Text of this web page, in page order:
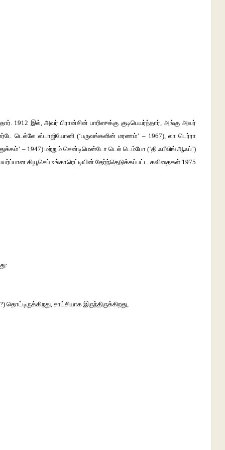
1912 இல், அவர் பிரான்சின் பாரிஸுக்கு குடிபெயர்ந்தார், அங்கு அவர்
டெல்லே ஸ்டாஜியோனி (‘பருவங்களின் மரணம்’ – 1967), லா டெர்ரா
– 1947) மற்றும் சென்டிமென்டோ டெல் டெம்போ (‘தி ஃபீலிங் ஆஃப்’)
கியூசெப் உங்காரெட்டியின் தேர்ந்தெடுக்கப்பட்ட கவிதைகள் 1975
சாட்சியாக இருந்திருக்கிறது,